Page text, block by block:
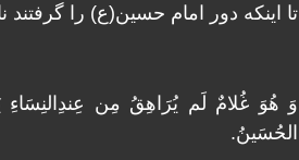
تا اینکه دور امام حسین(ع) را گرفتند
وَ هُوَ غُلامٌ لَم یُرَاهِقُ مِن عِندِالنِسَاءِ
الحُسَینُ.